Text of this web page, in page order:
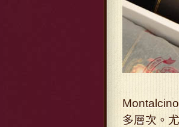
多層次。